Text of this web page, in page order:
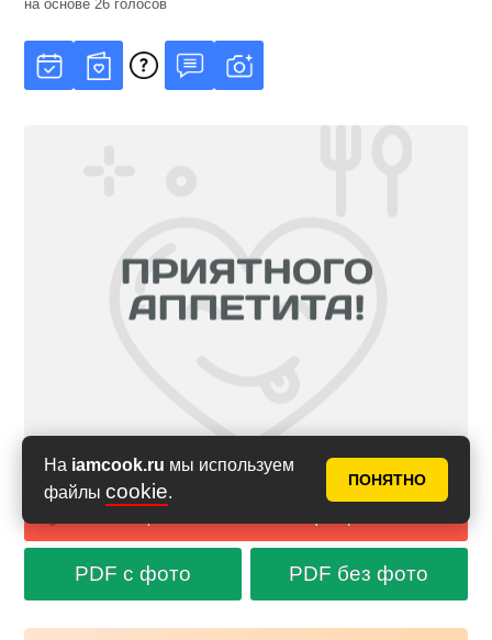
На iamcook.ru мы используем
файлы cookie.
ПОНЯТНО
на основе26 голосов
Сообщить об ошибке в рецепте
PDF с фото PDF без фото